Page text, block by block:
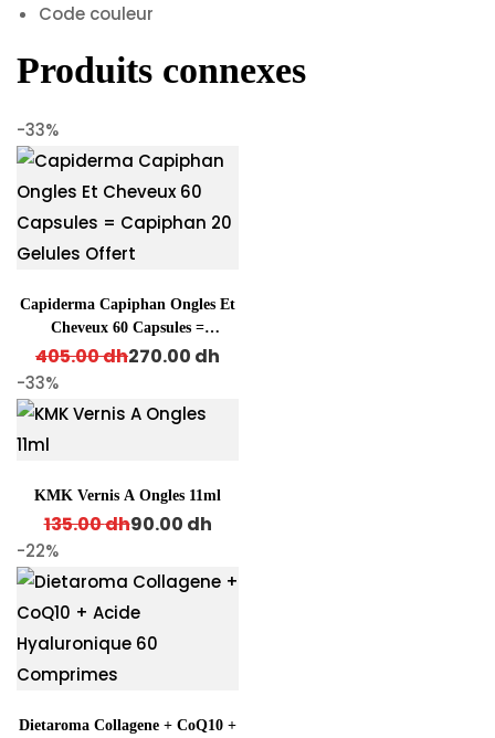
Code couleur
Produits connexes
-33%
Capiderma Capiphan Ongles Et
Cheveux 60 Capsules =
Capiphan 20 Gelules Offert
405.00dhOriginal price was: 405.00 dh.
270.00 dh
-33%
KMK Vernis A Ongles 11ml
135.00dhOriginal price was: 135.00 dh.
90.00 dh
-22%
Dietaroma Collagene + CoQ10 +